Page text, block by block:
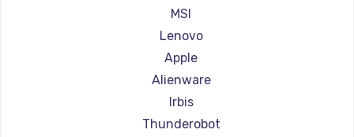
MSI
Lenovo
Apple
Alienware
Irbis
Thunderobot